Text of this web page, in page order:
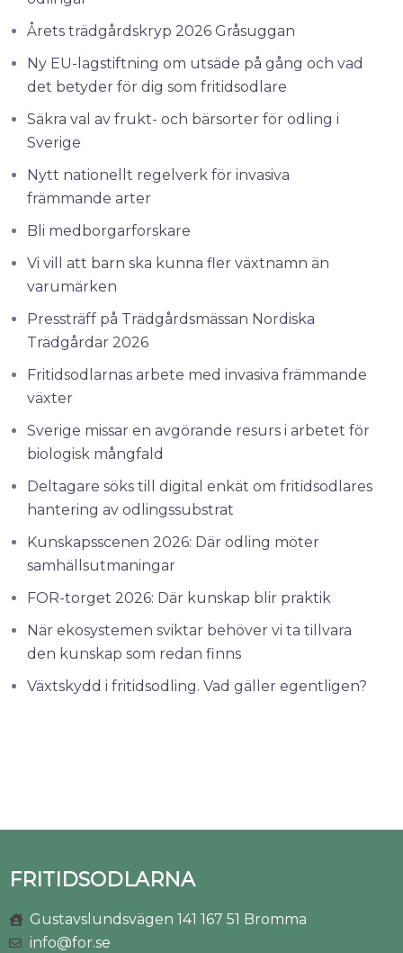
Årets trädgårdskryp 2026 Gråsuggan
Ny EU-lagstiftning om utsäde på gång och vad
det betyder för dig som fritidsodlare
Säkra val av frukt- och bärsorter för odling i
Sverige
Nytt nationellt regelverk för invasiva
främmande arter
Bli medborgarforskare
Vi vill att barn ska kunna fler växtnamn än
varumärken
Pressträff på Trädgårdsmässan Nordiska
Trädgårdar 2026
Fritidsodlarnas arbete med invasiva främmande
växter
Sverige missar en avgörande resurs i arbetet för
biologisk mångfald
Deltagare söks till digital enkät om fritidsodlares
hantering av odlingssubstrat
Kunskapsscenen 2026: Där odling möter
samhällsutmaningar
FOR-torget 2026: Där kunskap blir praktik
När ekosystemen sviktar behöver vi ta tillvara
den kunskap som redan finns
Växtskydd i fritidsodling. Vad gäller egentligen?
FRITIDSODLARNA
Gustavslundsvägen 141 167 51 Bromma
info@for.se